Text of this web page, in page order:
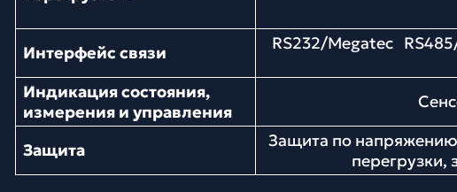
Интерфейс связи
RS232/Megatec
Индикация состояния,
измерения и управления
Защита
Защита по
перегрузки,